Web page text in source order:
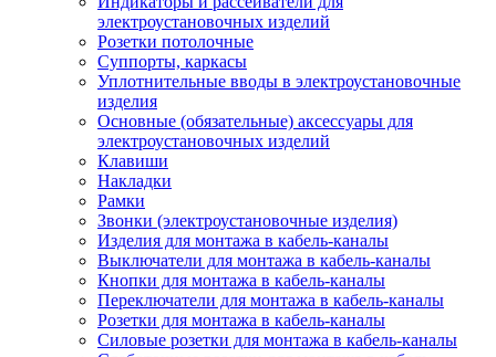
электроустановочных изделий
Розетки потолочные
Суппорты, каркасы
Уплотнительные вводы в электроустановочные
изделия
Основные (обязательные) аксессуары для
электроустановочных изделий
Клавиши
Накладки
Рамки
Звонки (электроустановочные изделия)
Изделия для монтажа в кабель-каналы
Выключатели для монтажа в кабель-каналы
Кнопки для монтажа в кабель-каналы
Переключатели для монтажа в кабель-каналы
Розетки для монтажа в кабель-каналы
Силовые розетки для монтажа в кабель-каналы